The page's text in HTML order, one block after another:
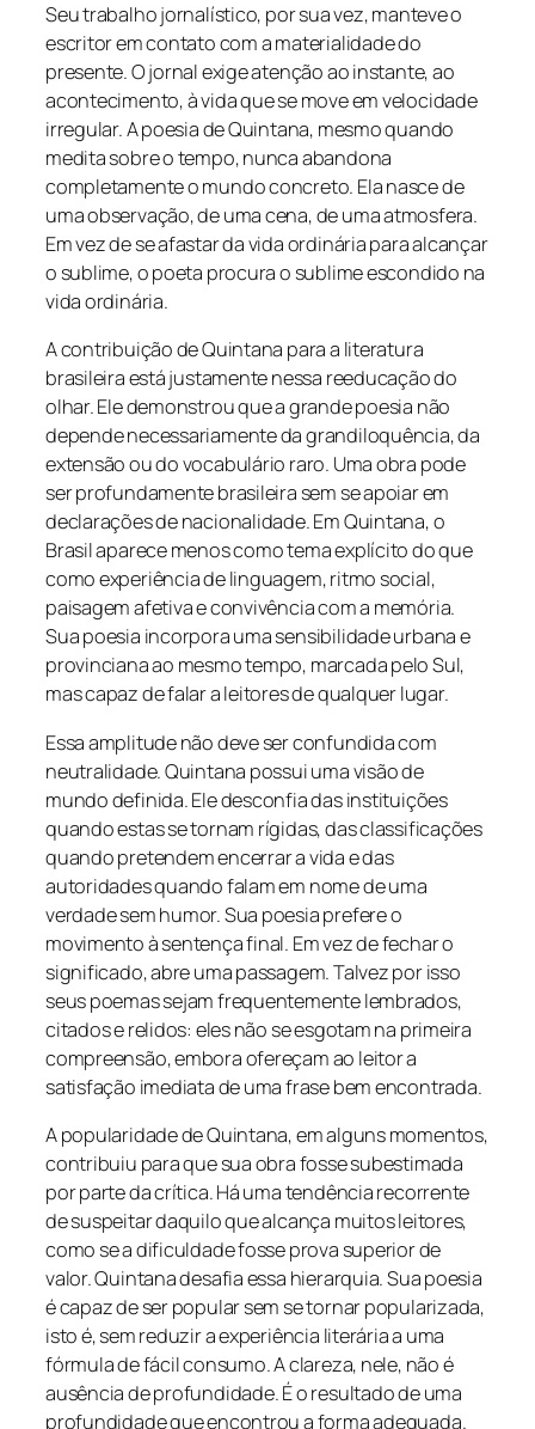
Seu trabalho jornalístico, por sua vez, manteve o
escritor em contato com a materialidade do
presente. O jornal exige atenção ao instante, ao
acontecimento, à vida que se move em velocidade
irregular. A poesia de Quintana, mesmo quando
medita sobre o tempo, nunca abandona
completamente o mundo concreto. Ela nasce de
uma observação, de uma cena, de uma atmosfera.
Em vez de se afastar da vida ordinária para alcançar
o sublime, o poeta procura o sublime escondido na
vida ordinária.
A contribuição de Quintana para a literatura
brasileira está justamente nessa reeducação do
olhar. Ele demonstrou que a grande poesia não
depende necessariamente da grandiloquência, da
extensão ou do vocabulário raro. Uma obra pode
ser profundamente brasileira sem se apoiar em
declarações de nacionalidade. Em Quintana, o
Brasil aparece menos como tema explícito do que
como experiência de linguagem, ritmo social,
paisagem afetiva e convivência com a memória.
Sua poesia incorpora uma sensibilidade urbana e
provinciana ao mesmo tempo, marcada pelo Sul,
mas capaz de falar a leitores de qualquer lugar.
Essa amplitude não deve ser confundida com
neutralidade. Quintana possui uma visão de
mundo definida. Ele desconfia das instituições
quando estas se tornam rígidas, das classificações
quando pretendem encerrar a vida e das
autoridades quando falam em nome de uma
verdade sem humor. Sua poesia prefere o
movimento à sentença final. Em vez de fechar o
significado, abre uma passagem. Talvez por isso
seus poemas sejam frequentemente lembrados,
citados e relidos: eles não se esgotam na primeira
compreensão, embora ofereçam ao leitor a
satisfação imediata de uma frase bem encontrada.
A popularidade de Quintana, em alguns momentos,
contribuiu para que sua obra fosse subestimada
por parte da crítica. Há uma tendência recorrente
de suspeitar daquilo que alcança muitos leitores,
como se a dificuldade fosse prova superior de
valor. Quintana desafia essa hierarquia. Sua poesia
é capaz de ser popular sem se tornar popularizada,
isto é, sem reduzir a experiência literária a uma
fórmula de fácil consumo. A clareza, nele, não é
ausência de profundidade. É o resultado de uma
profundidade que encontrou a forma adequada.